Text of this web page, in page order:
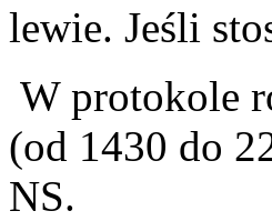
lewie. Jeśli
W protokole
(od 1430 do
NS.